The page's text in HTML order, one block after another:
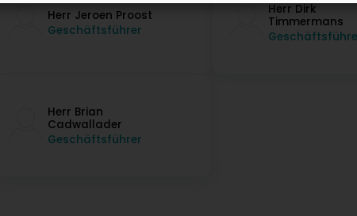
Herr Jeroen Proost
Geschäftsführer
Herr Dirk
Timmermans
Herr Brian
Cadwallader
Geschäftsführer